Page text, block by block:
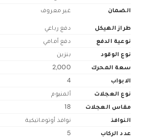
الضمان
غير معروف
طراز الهيكل
دفع رباعي
نوعية الدفع
دفع أمامي
نوع الوقود
بنزين
سعة المحرك
2,000
الابواب
4
نوع العجلات
ألمنيوم
مقاس العجلات
18
النوافذ
نوافذ أوتوماتيكية
عدد الركاب
5